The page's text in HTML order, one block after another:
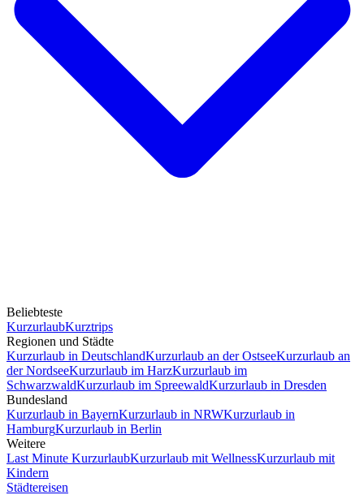
Beliebteste
KurzurlaubKurztrips
Regionen und Städte
Kurzurlaub in DeutschlandKurzurlaub an der OstseeKurzurlaub an
der NordseeKurzurlaub im HarzKurzurlaub im
SchwarzwaldKurzurlaub im SpreewaldKurzurlaub in Dresden
Bundesland
Kurzurlaub in BayernKurzurlaub in NRWKurzurlaub in
HamburgKurzurlaub in Berlin
Weitere
Last Minute KurzurlaubKurzurlaub mit WellnessKurzurlaub mit
Kindern
Städtereisen